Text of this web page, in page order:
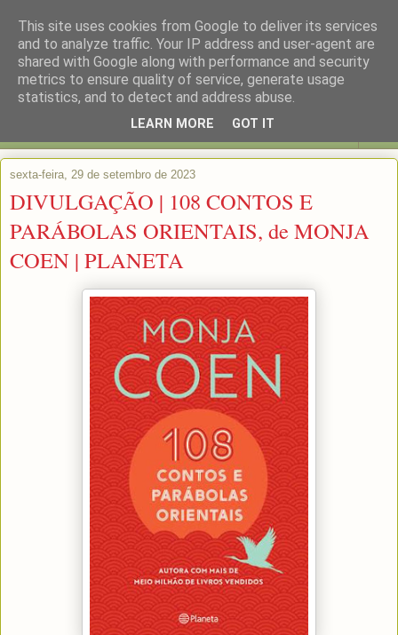
sexta-feira, 29 de setembro de 2023
DIVULGAÇÃO | 108 CONTOS E
PARÁBOLAS ORIENTAIS, de MONJA
COEN | PLANETA
This site uses cookies from Google to deliver its services
and to analyze traffic. Your IP address and user-agent are
shared with Google along with performance and security
metrics to ensure quality of service, generate usage
statistics, and to detect and address abuse.
LEARN MORE GOT IT